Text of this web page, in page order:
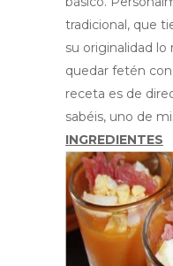
tradicional, que
su originalidad
quedar fetén
receta es de
sabéis, uno de
INGREDIENTES